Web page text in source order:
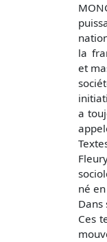
la
et
a
né
Ces